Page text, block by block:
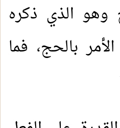
وهو الذي ذكره
بالحج، فما